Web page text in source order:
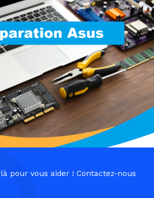
pour vous aider ! Contactez-nous